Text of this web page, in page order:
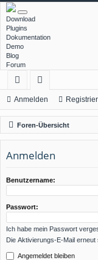
Download
Plugins
Dokumentation
Demo
Blog
Forum
ch
ne
llz
ug
f
or
en
Anmelden
Foren-Übersicht
Anmelden
Benutzername:
Passwort:
Ich habe mein Passwort
Die Aktivierungs-E-Mail erneut
Angemeldet bleiben